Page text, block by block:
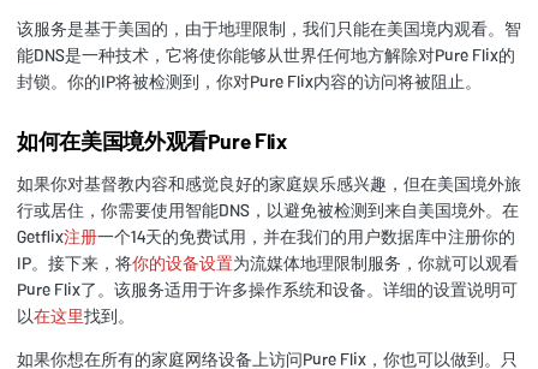
该服务是基于美国的，由于地理限制，我们只能在美国境内观看。智
能DNS是一种技术，它将使你能够从世界任何地方解除对Pure Flix的
封锁。你的IP将被检测到，你对Pure Flix内容的访问将被阻止。
如何在美国境外观看Pure Flix
如果你对基督教内容和感觉良好的家庭娱乐感兴趣，但在美国境外旅
行或居住，你需要使用智能DNS，以避免被检测到来自美国境外。在
Getflix注册一个14天的免费试用，并在我们的用户数据库中注册你的
IP。接下来，将你的设备设置为流媒体地理限制服务，你就可以观看
Pure Flix了。该服务适用于许多操作系统和设备。详细的设置说明可
以在这里找到。
如果你想在所有的家庭网络设备上访问Pure Flix，你也可以做到。只